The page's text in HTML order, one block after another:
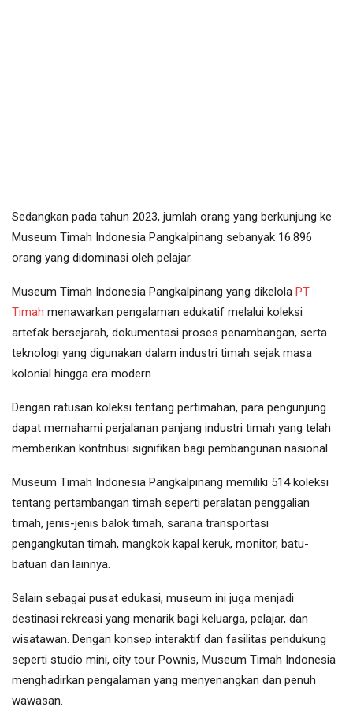
Sedangkan pada tahun 2023, jumlah orang yang berkunjung ke
Museum Timah Indonesia Pangkalpinang sebanyak 16.896
orang yang didominasi oleh pelajar.
Museum Timah Indonesia Pangkalpinang yang dikelola PT
Timah menawarkan pengalaman edukatif melalui koleksi
artefak bersejarah, dokumentasi proses penambangan, serta
teknologi yang digunakan dalam industri timah sejak masa
kolonial hingga era modern.
Dengan ratusan koleksi tentang pertimahan, para pengunjung
dapat memahami perjalanan panjang industri timah yang telah
memberikan kontribusi signifikan bagi pembangunan nasional.
Museum Timah Indonesia Pangkalpinang memiliki 514 koleksi
tentang pertambangan timah seperti peralatan penggalian
timah, jenis-jenis balok timah, sarana transportasi
pengangkutan timah, mangkok kapal keruk, monitor, batu-
batuan dan lainnya.
Selain sebagai pusat edukasi, museum ini juga menjadi
destinasi rekreasi yang menarik bagi keluarga, pelajar, dan
wisatawan. Dengan konsep interaktif dan fasilitas pendukung
seperti studio mini, city tour Pownis, Museum Timah Indonesia
menghadirkan pengalaman yang menyenangkan dan penuh
wawasan.